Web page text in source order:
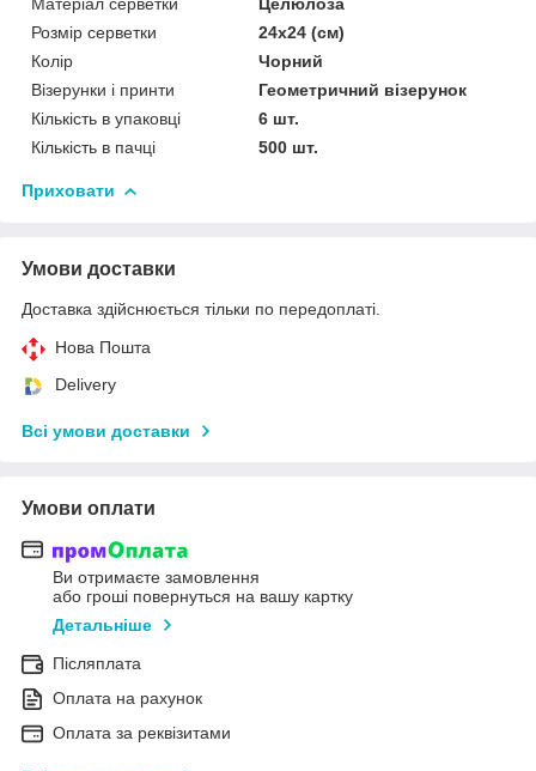
Розмір серветки
24х24 (см)
Колір
Чорний
Візерунки і принти
Геометричний візерунок
Кількість в упаковці
6 шт.
Кількість в пачці
500 шт.
Приховати
Умови доставки
Доставка здійснюється тільки по передоплаті.
Нова Пошта
Delivery
Всі умови доставки
Умови оплати
Ви отримаєте замовлення
або гроші повернуться на вашу картку
Детальніше
Післяплата
Оплата на рахунок
Оплата за реквізитами